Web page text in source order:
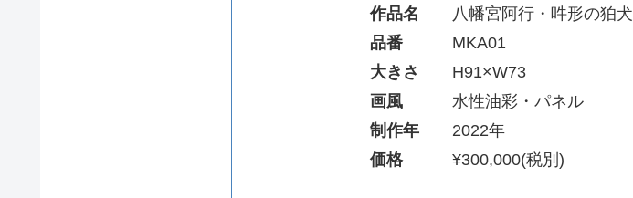
作品名 八幡宮阿行・吽形の狛犬
品番MKA01
大きさ
H91×W73
画風水性油彩・パネル
制作年2022年
価格¥300,000(税別)